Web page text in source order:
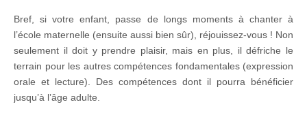
Bref, si votre enfant, passe de longs moments à chanter à
l’école maternelle (ensuite aussi bien sûr), réjouissez-vous ! Non
seulement il doit y prendre plaisir, mais en plus, il défriche le
terrain pour les autres compétences fondamentales (expression
orale et lecture). Des compétences dont il pourra bénéficier
jusqu’à l’âge adulte.